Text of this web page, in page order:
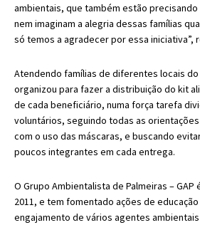
ambientais, que também estão
nem imaginam a alegria dessas famílias
só temos a agradecer por essa iniciativa”,
Atendendo famílias de diferentes locais
organizou para fazer a distribuição do kit
de cada beneficiário, numa força tarefa
voluntários, seguindo todas as
com o uso das máscaras, e buscando
poucos integrantes em cada entrega.
O Grupo Ambientalista de Palmeiras – GAP
2011, e tem fomentado ações de
engajamento de vários agentes